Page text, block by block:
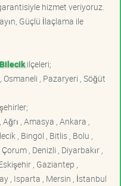
hizmet veriyoruz.
Güçlü İlaçlama ile
Bilecikilçeleri;
Osmaneli , Pazaryeri , Söğüt
, Amasya , Ankara ,
, Bingöl , Bitlis , Bolu ,
, Denizli , Diyarbakır ,
, Gaziantep ,
, Isparta , Mersin , İstanbul